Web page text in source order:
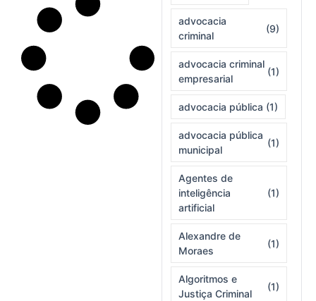
advocacia
criminal
(9)
advocacia criminal
empresarial
(1)
advocacia pública (1)
advocacia pública
municipal
(1)
Agentes de
inteligência
artificial
(1)
Alexandre de
Moraes
(1)
Algoritmos e
Justiça Criminal
(1)